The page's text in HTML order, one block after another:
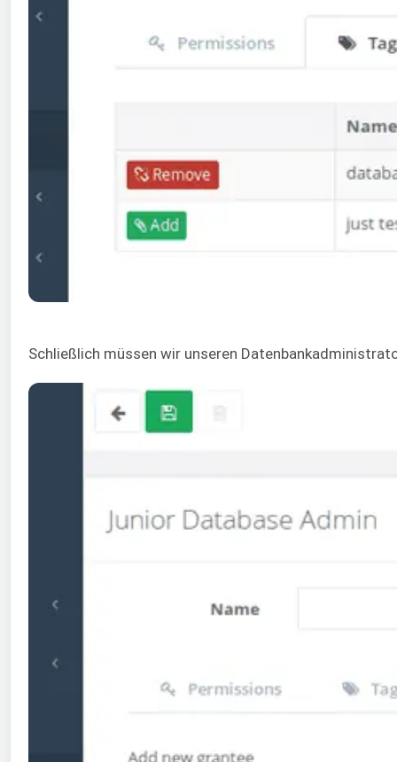
Schließlich müssen wir unseren